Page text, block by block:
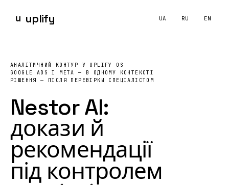
u uplify UA RU EN
Nestor AI — аналітичний контур усередині
АНАЛІТИЧНИЙ КОНТУР У UPLIFY OS
GOOGLE ADS І META — В ОДНОМУ КОНТЕКСТІ
РІШЕННЯ — ПІСЛЯ ПЕРЕВІРКИ СПЕЦІАЛІСТОМ
Nestor AI:
докази й
рекомендації
під контролем